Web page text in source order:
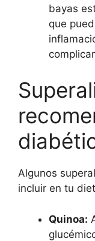
bayas
que
Algunos
incluir en tu
Quinoa: